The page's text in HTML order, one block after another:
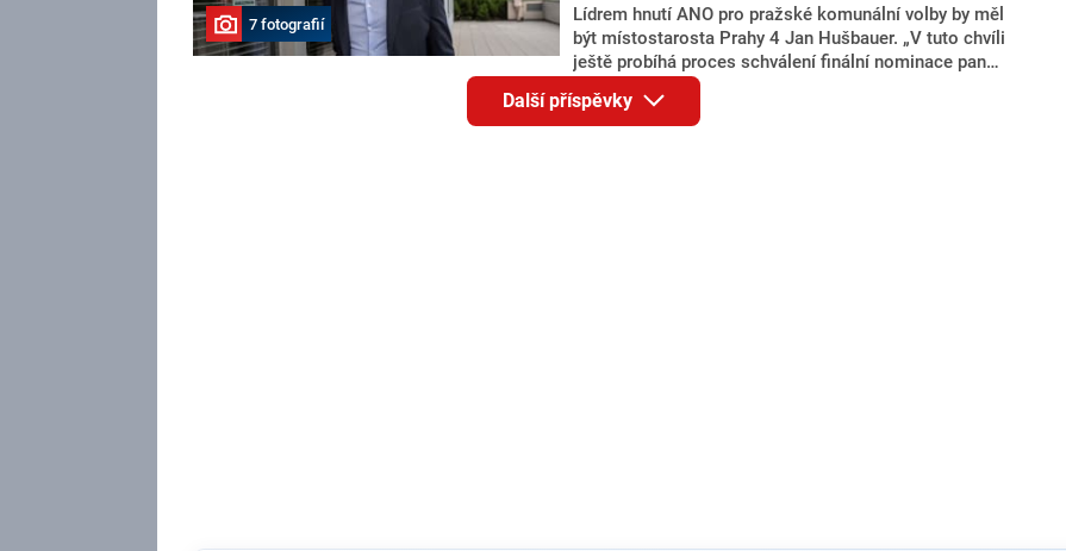
7 fotografií
Lídrem hnutí ANO pro pražské komunální volby by měl
být místostarosta Prahy 4 Jan Hušbauer. „V tuto chvíli
ještě probíhá proces schválení finální nominace pana
Jana Hušbauera Výborem hnutí ANO,“ uvedl pro
redakci místopředseda pražského ANO Martin
Benkovič. O Hušbauerovi se spekulovalo jako o
Další příspěvky